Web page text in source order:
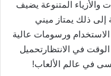
والأزياء المتنوعة يضيف
إلى ذلك يمتاز ميني
ورسومات عالية
في الانتظارتحميل
في عالم الألعاب!